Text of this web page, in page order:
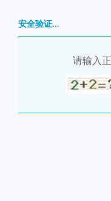
安全验证...
请输入